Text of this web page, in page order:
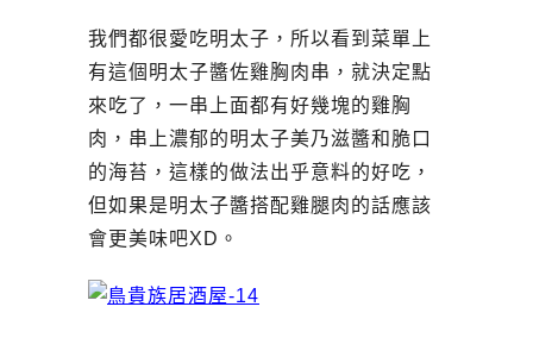
我們都很愛吃明太子，所以看到菜單上
有這個明太子醬佐雞胸肉串，就決定點
來吃了，一串上面都有好幾塊的雞胸
肉，串上濃郁的明太子美乃滋醬和脆口
的海苔，這樣的做法出乎意料的好吃，
但如果是明太子醬搭配雞腿肉的話應該
會更美味吧XD。